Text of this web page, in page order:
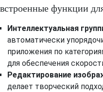
встроенные функции
Интеллектуальная
автоматически
приложения по
для обеспечения
Редактирование
делает творческий